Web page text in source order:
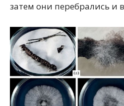
затем они перебрались и